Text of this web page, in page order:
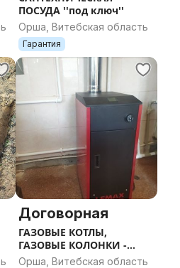
ПОСУДА ''под ключ''
Орша, Витебская область
Гарантия
Договорная
ГАЗОВЫЕ КОТЛЫ,
ГАЗОВЫЕ КОЛОНКИ -
установка, продажа
Орша, Витебская область